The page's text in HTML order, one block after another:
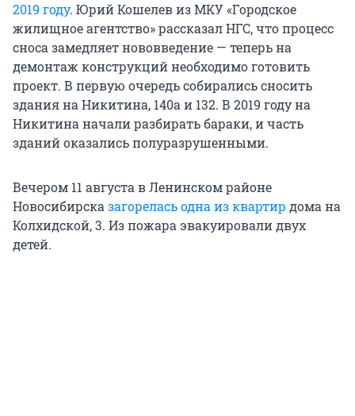
2019 году. Юрий Кошелев из МКУ «Городское
жилищное агентство» рассказал НГС, что процесс
сноса замедляет нововведение — теперь на
демонтаж конструкций необходимо готовить
проект. В первую очередь собирались сносить
здания на Никитина, 140а и 132. В 2019 году на
Никитина начали разбирать бараки, и часть
зданий оказались полуразрушенными.
Вечером 11 августа в Ленинском районе
Новосибирсказагорелась одна из квартир дома на
Колхидской, 3. Из пожара эвакуировали двух
детей.